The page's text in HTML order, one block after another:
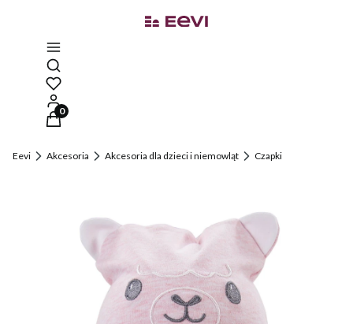
Otwórz wyszukiwarkę
Produkty w koszyku: 0. Zobacz szczegóły
Eevi Akcesoria Akcesoria dla dzieci i niemowląt Czapki